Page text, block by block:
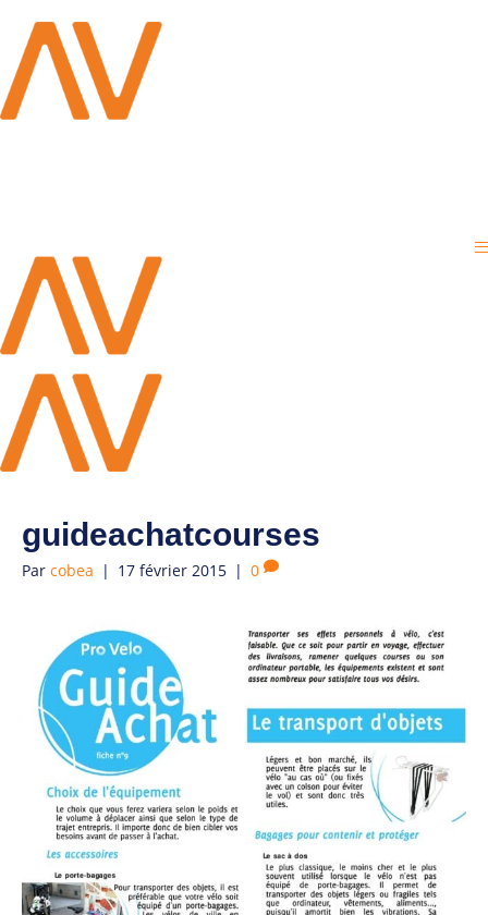
guideachatcourses
Par cobea | 17 février 2015 | 0